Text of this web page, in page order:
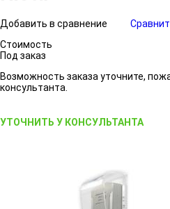
Добавить в сравнение
Стоимость
Под заказ
Возможность заказа уточните,
консультанта.
УТОЧНИТЬ У КОНСУЛЬТАНТА